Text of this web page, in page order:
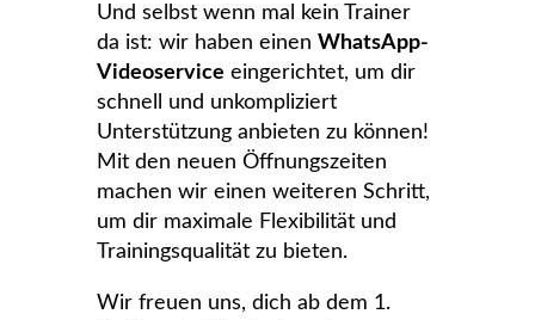
Und selbst wenn mal kein Trainer
da ist: wir haben einen WhatsApp-
Videoservice eingerichtet, um dir
schnell und unkompliziert
Unterstützung anbieten zu können!
Mit den neuen Öffnungszeiten
machen wir einen weiteren Schritt,
um dir maximale Flexibilität und
Trainingsqualität zu bieten.
Wir freuen uns, dich ab dem 1.